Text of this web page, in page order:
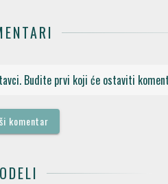
Budite prvi koji će ostaviti
komentar